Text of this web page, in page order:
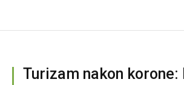
Turizam nakon korone: